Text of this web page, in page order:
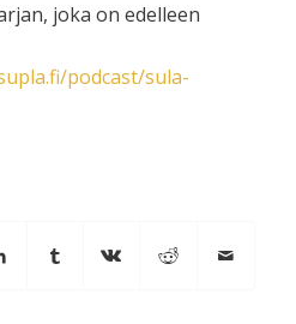
joka on edelleen
podcast/sula-